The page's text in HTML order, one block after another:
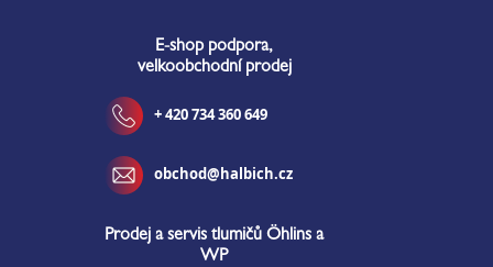
E-shop podpora,
velkoobchodní prodej
+ 420 734 360 649
obchod@halbich.cz
Prodej a servis tlumičů Öhlins a
WP